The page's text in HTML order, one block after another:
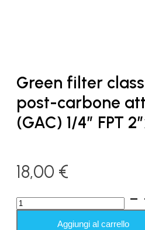
Green filter
post-carbone
(GAC) 1/4″ FPT
18,00 €
Green
filter
Aggiungi al carrello